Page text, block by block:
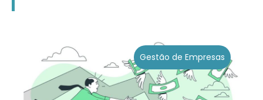
Gestão de Empresas